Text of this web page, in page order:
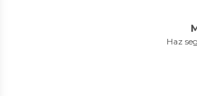
Haz